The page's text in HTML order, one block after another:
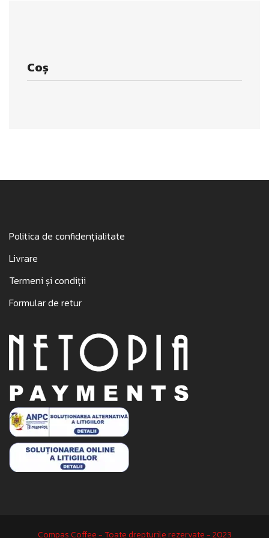
Coș
Politica de confidențialitate
Livrare
Termeni și condiții
Formular de retur
Compas Coffee - Toate drepturile rezervate - 2023